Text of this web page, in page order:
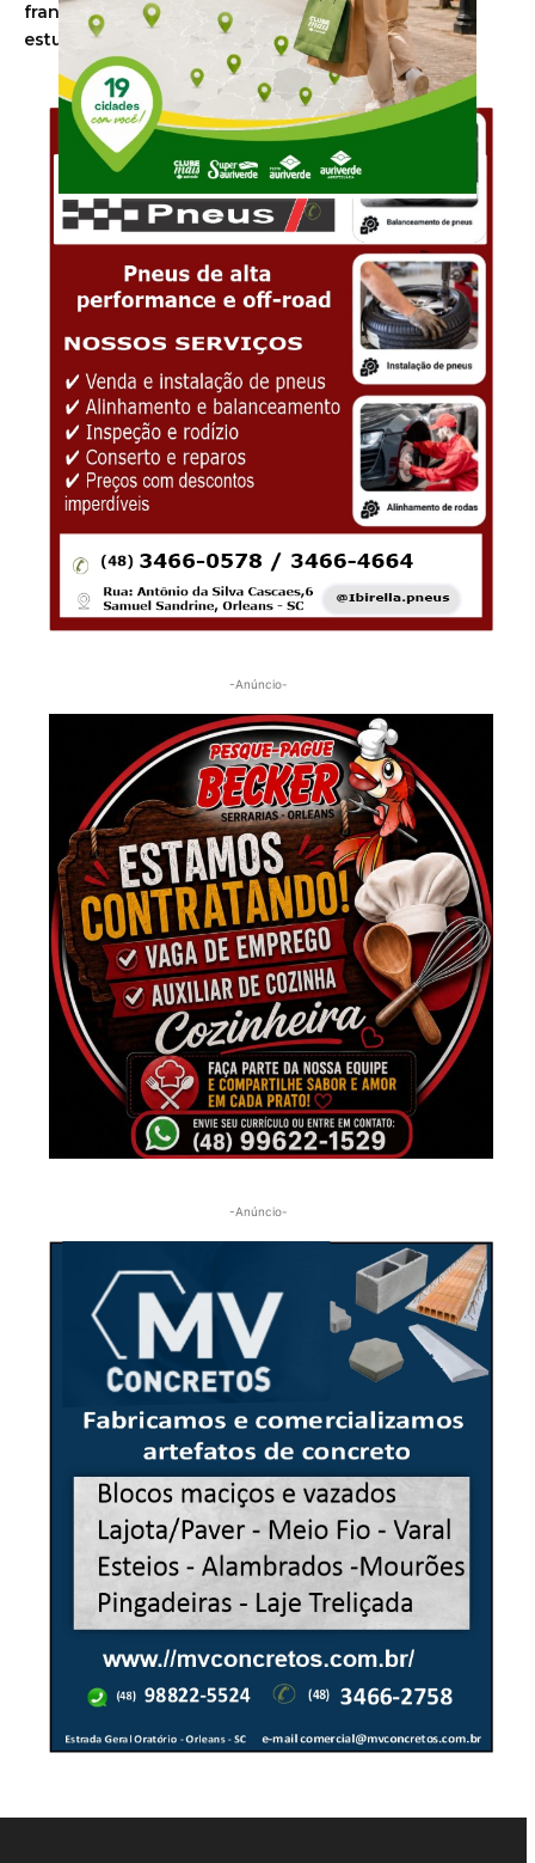
frangos de corte reduz problemas de pele, aponta
estudo
-Anúncio-
-Anúncio-
-Anúncio-